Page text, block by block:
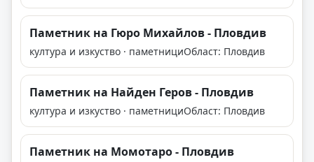
Паметник на Гюро Михайлов - Пловдив
култура и изкуство · паметнициОбласт: Пловдив
Паметник на Найден Геров - Пловдив
култура и изкуство · паметнициОбласт: Пловдив
Паметник на Момотаро - Пловдив